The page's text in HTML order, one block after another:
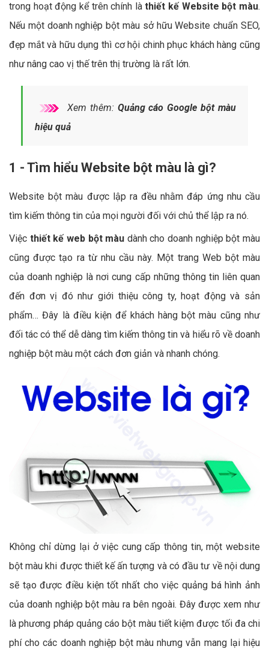
trong hoạt động kể trên chính làthiết kế Website bột màu.
Nếu một doanh nghiệp bột màu sở hữu Website chuẩn SEO,
đẹp mắt và hữu dụng thì cơ hội chinh phục khách hàng cũng
như nâng cao vị thế trên thị trường là rất lớn.
Xem thêm: Quảng cáo Google bột màu
hiệu quả
1 - Tìm hiểu Website bột màu là gì?
Website bột màu được lập ra đều nhằm đáp ứng nhu cầu
tìm kiếm thông tin của mọi người đối với chủ thể lập ra nó.
Việc thiết kế web bột màu dành cho doanh nghiệp bột màu
cũng được tạo ra từ nhu cầu này. Một trang Web bột màu
của doanh nghiệp là nơi cung cấp những thông tin liên quan
đến đơn vị đó như giới thiệu công ty, hoạt động và sản
phẩm… Đây là điều kiện để khách hàng bột màu cũng như
đối tác có thể dễ dàng tìm kiếm thông tin và hiểu rõ về doanh
nghiệp bột màu một cách đơn giản và nhanh chóng.
Không chỉ dừng lại ở việc cung cấp thông tin, một website
bột màu khi được thiết kế ấn tượng và có đầu tư về nội dung
sẽ tạo được điều kiện tốt nhất cho việc quảng bá hình ảnh
của doanh nghiệp bột màu ra bên ngoài. Đây được xem như
là phương pháp quảng cáo bột màu tiết kiệm được tối đa chi
phí cho các doanh nghiệp bột màu nhưng vẫn mang lại hiệu